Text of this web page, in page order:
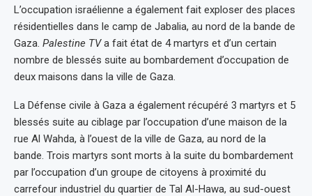
L’occupation israélienne a également fait exploser des places
résidentielles dans le camp de Jabalia, au nord de la bande de
Gaza. Palestine TVa fait état de 4 martyrs et d’un certain
nombre de blessés suite au bombardement d’occupation de
deux maisons dans la ville de Gaza.
La Défense civile à Gaza a également récupéré 3 martyrs et 5
blessés suite au ciblage par l’occupation d’une maison de la
rue Al Wahda, à l’ouest de la ville de Gaza, au nord de la
bande. Trois martyrs sont morts à la suite du bombardement
par l’occupation d’un groupe de citoyens à proximité du
carrefour industriel du quartier de Tal Al-Hawa, au sud-ouest